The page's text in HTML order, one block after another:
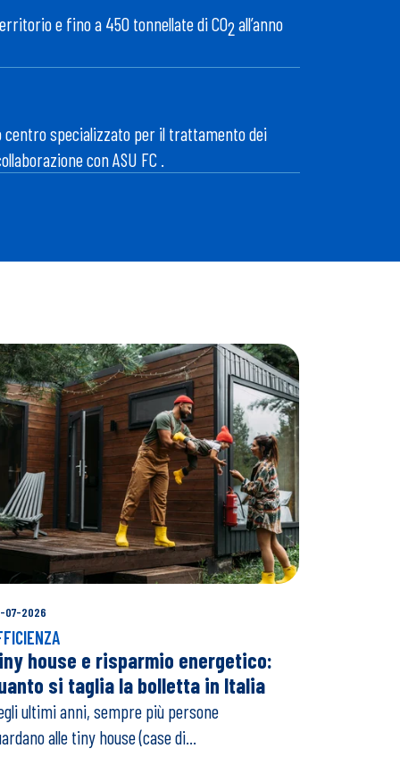
e fino a 450 tonnellate di CO2all’anno
centro specializzato per il trattamento dei
con ASU FC .
07-2026
house e risparmio energetico:
si taglia la bolletta in Italia
ultimi anni, sempre più persone
alle tiny house (case di...